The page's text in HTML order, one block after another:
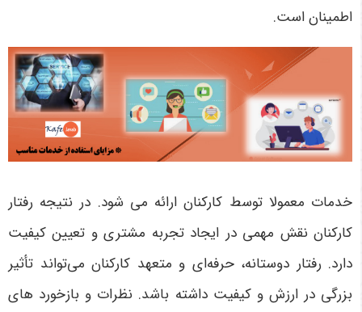
اطمینان است.
خدمات معمولا توسط کارکنان ارائه می شود. در نتیجه رفتار
کارکنان نقش مهمی در ایجاد تجربه مشتری و تعیین کیفیت
دارد. رفتار دوستانه، حرفه‌ای و متعهد کارکنان می‌تواند تأثیر
بزرگی در ارزش و کیفیت داشته باشد. نظرات و بازخورد های